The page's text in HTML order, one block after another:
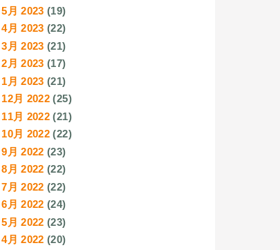
5月 2023 (19)
4月 2023 (22)
3月 2023 (21)
2月 2023 (17)
1月 2023 (21)
12月 2022 (25)
11月 2022 (21)
10月 2022 (22)
9月 2022 (23)
8月 2022 (22)
7月 2022 (22)
6月 2022 (24)
5月 2022 (23)
4月 2022 (20)